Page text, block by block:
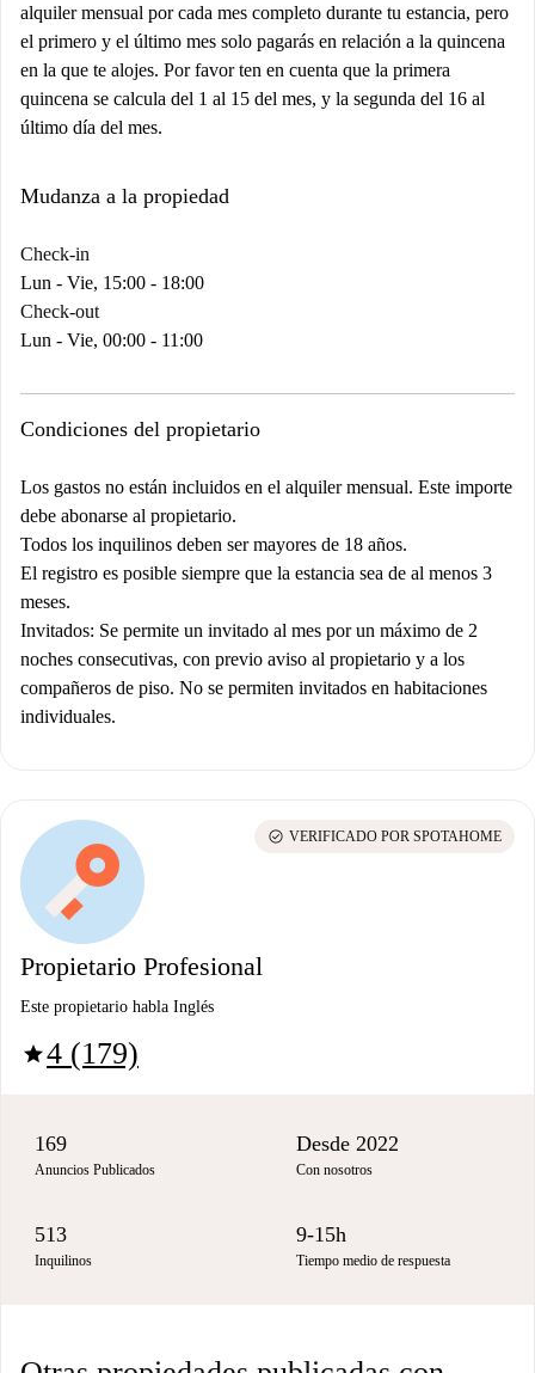
alquiler mensual por cada mes completo durante tu estancia, pero
el primero y el último mes solo pagarás en relación a la quincena
en la que te alojes. Por favor ten en cuenta que la primera
quincena se calcula del 1 al 15 del mes, y la segunda del 16 al
último día del mes.
Mudanza a la propiedad
Check-in
Lun - Vie, 15:00 - 18:00
Check-out
Lun - Vie, 00:00 - 11:00
Condiciones del propietario
Los gastos no están incluidos en el alquiler mensual. Este importe
debe abonarse al propietario.
Todos los inquilinos deben ser mayores de 18 años.
El registro es posible siempre que la estancia sea de al menos 3
meses.
Invitados: Se permite un invitado al mes por un máximo de 2
noches consecutivas, con previo aviso al propietario y a los
compañeros de piso. No se permiten invitados en habitaciones
individuales.
Propietario Profesional
Este propietario habla Inglés
star4 (179)
check_circle VERIFICADO POR SPOTAHOME
169
Anuncios Publicados
Desde 2022
Con nosotros
513
Inquilinos
9-15h
Tiempo medio de respuesta